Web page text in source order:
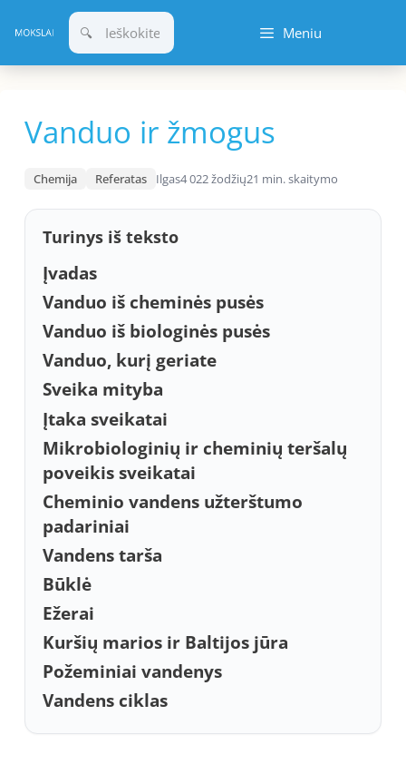
prie
turinio
Meniu
Vanduo ir žmogus
Chemija Referatas Ilgas4 022 žodžių21 min. skaitymo
Turinys iš teksto
Įvadas
Vanduo iš cheminės pusės
Vanduo iš biologinės pusės
Vanduo, kurį geriate
Sveika mityba
Įtaka sveikatai
Mikrobiologinių ir cheminių teršalų
poveikis sveikatai
Cheminio vandens užterštumo
padariniai
Vandens tarša
Būklė
Ežerai
Kuršių marios ir Baltijos jūra
Požeminiai vandenys
Vandens ciklas